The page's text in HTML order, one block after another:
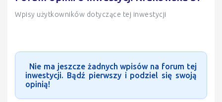
Wpisy użytkowników dotyczące tej inwestycji
Nie ma jeszcze żadnych wpisów na forum tej
inwestycji. Bądź pierwszy i podziel się swoją
opinią!